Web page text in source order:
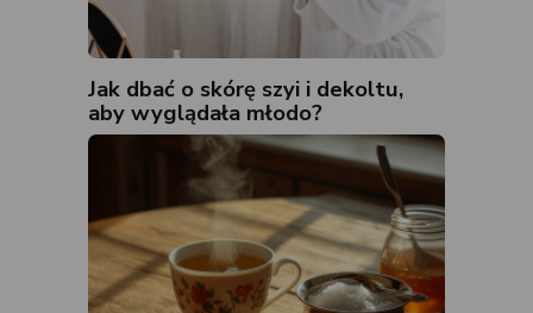
Jak dbać o skórę szyi i dekoltu,
aby wyglądała młodo?